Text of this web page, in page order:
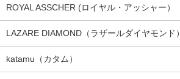
ROYAL ASSCHER (ロイヤル・アッシャー）
LAZARE DIAMOND（ラザールダイヤモンド）
katamu（カタム）